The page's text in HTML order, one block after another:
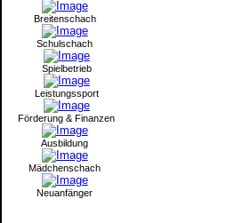
Breitenschach
Schulschach
Spielbetrieb
Leistungssport
Förderung & Finanzen
Ausbildung
Mädchenschach
Neuanfänger